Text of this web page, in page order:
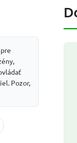
Pozor,